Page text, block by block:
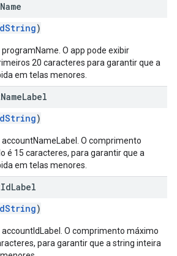
Name
)
O app pode exibir
20 caracteres para garantir que a
em telas menores.
NameLabel
)
O comprimento
é 15 caracteres, para garantir que a
em telas menores.
IdLabel
)
O comprimento máximo
para garantir que a string inteira